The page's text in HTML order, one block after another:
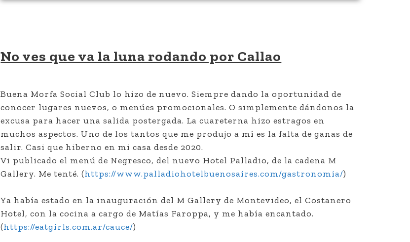
No ves que va la luna rodando por Callao
Buena Morfa Social Club lo hizo de nuevo. Siempre dando la oportunidad de
conocer lugares nuevos, o menúes promocionales. O simplemente dándonos la
excusa para hacer una salida postergada. La cuareterna hizo estragos en
muchos aspectos. Uno de los tantos que me produjo a mí es la falta de ganas de
salir. Casi que hiberno en mi casa desde 2020.
Vi publicado el menú de Negresco, del nuevo Hotel Palladio, de la cadena M
Gallery. Me tenté. (https://www.palladiohotelbuenosaires.com/gastronomia/)
Ya había estado en la inauguración del M Gallery de Montevideo, el Costanero
Hotel, con la cocina a cargo de Matías Faroppa, y me había encantado.
(https://eatgirls.com.ar/cauce/)